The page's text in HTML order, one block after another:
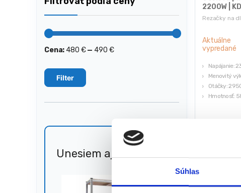
Súhlas
Rezačky na
2200W |
Aktuálne
vypredané
Napájanie:
Menovitý
Otáčky:
Hmotnosť:
★★★
Minimálna
Maximálna
Filter
Cena: 480 €— 490 €
Unesiem aj 🐎 51%